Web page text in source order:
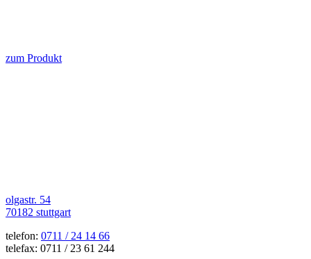
zum Produkt
olgastr. 54
70182 stuttgart
telefon: 0711 / 24 14 66
telefax: 0711 / 23 61 244